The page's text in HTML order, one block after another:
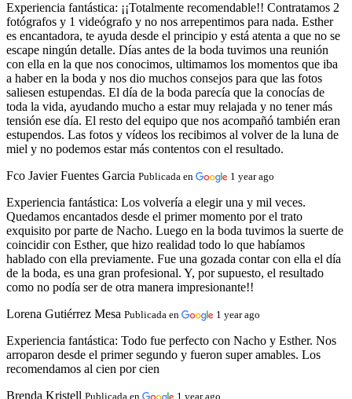
Experiencia fantástica: ¡¡Totalmente recomendable!! Contratamos 2
fotógrafos y 1 videógrafo y no nos arrepentimos para nada. Esther
es encantadora, te ayuda desde el principio y está atenta a que no se
escape ningún detalle. Días antes de la boda tuvimos una reunión
con ella en la que nos conocimos, ultimamos los momentos que iba
a haber en la boda y nos dio muchos consejos para que las fotos
saliesen estupendas. El día de la boda parecía que la conocías de
toda la vida, ayudando mucho a estar muy relajada y no tener más
tensión ese día. El resto del equipo que nos acompañó también eran
estupendos. Las fotos y vídeos los recibimos al volver de la luna de
miel y no podemos estar más contentos con el resultado.
Fco Javier Fuentes Garcia Publicada en 1 year ago
Experiencia fantástica: Los volvería a elegir una y mil veces.
Quedamos encantados desde el primer momento por el trato
exquisito por parte de Nacho. Luego en la boda tuvimos la suerte de
coincidir con Esther, que hizo realidad todo lo que habíamos
hablado con ella previamente. Fue una gozada contar con ella el día
de la boda, es una gran profesional. Y, por supuesto, el resultado
como no podía ser de otra manera impresionante!!
Lorena Gutiérrez Mesa Publicada en 1 year ago
Experiencia fantástica: Todo fue perfecto con Nacho y Esther. Nos
arroparon desde el primer segundo y fueron super amables. Los
recomendamos al cien por cien
Brenda Kristell Publicada en 1 year ago